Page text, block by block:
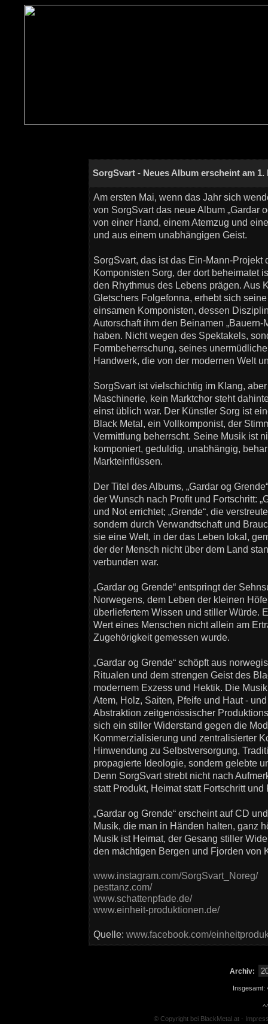
SorgSvart - Neues Album erscheint am 1.
Am ersten Mai, wenn das Jahr sich
von SorgSvart das neue Album „Gardar
von einer Hand, einem Atemzug und
und aus einem unabhängigen Geist.
SorgSvart, das ist das Ein-Mann-
Komponisten Sorg, der dort beheimatet
den Rhythmus des Lebens prägen. Aus
Gletschers Folgefonna, erhebt sich
einsamen Komponisten, dessen
Autorschaft ihm den Beinamen
haben. Nicht wegen des Spektakels,
Formbeherrschung, seines
Handwerk, die von der modernen Welt
SorgSvart ist vielschichtig im Klang,
Maschinerie, kein Marktchor steht
einst üblich war. Der Künstler Sorg ist
Black Metal, ein Vollkomponist, der
Vermittlung beherrscht. Seine Musik ist
komponiert, geduldig, unabhängig,
Markteinflüssen.
Der Titel des Albums, „Gardar og
der Wunsch nach Profit und Fortschritt:
und Not errichtet; „Grende“, die
sondern durch Verwandtschaft und
sie eine Welt, in der das Leben lokal,
der der Mensch nicht über dem Land
verbunden war.
„Gardar og Grende“ entspringt der
Norwegens, dem Leben der kleinen
überliefertem Wissen und stiller Würde.
Wert eines Menschen nicht allein am
Zugehörigkeit gemessen wurde.
„Gardar og Grende“ schöpft aus
Ritualen und dem strengen Geist des
modernem Exzess und Hektik. Die
Atem, Holz, Saiten, Pfeife und Haut -
Abstraktion zeitgenössischer
sich ein stiller Widerstand gegen die
Kommerzialisierung und zentralisierter
Hinwendung zu Selbstversorgung,
propagierte Ideologie, sondern gelebte
Denn SorgSvart strebt nicht nach
statt Produkt, Heimat statt Fortschritt
„Gardar og Grende“ erscheint auf CD
Musik, die man in Händen halten, ganz
Musik ist Heimat, der Gesang stiller
den mächtigen Bergen und Fjorden von
www.instagram.com/SorgSvart_Noreg/
pesttanz.com/
www.schattenpfade.de/
www.einheit-produktionen.de/
Quelle: www.facebook.com/
Archiv:
Insgesamt:
© Copyright bei BlackMetal.at -